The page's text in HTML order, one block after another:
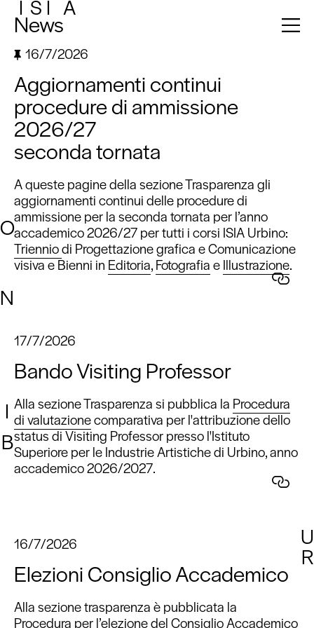
I S I A
U
R
O
N
I
B
News
16/7/2026
Aggiornamenti continui
procedure di ammissione
2026/27
seconda tornata
A queste pagine della sezione Trasparenza gli
aggiornamenti continui delle procedure di
ammissione per la seconda tornata per l’anno
accademico 2026/27 per tutti i corsi ISIA Urbino:
Trienniodi Progettazione grafica e Comunicazione
visiva e Bienni in Editoria,FotografiaeIllustrazione.
17/7/2026
Bando Visiting Professor
Alla sezione Trasparenza si pubblica la Procedura
di valutazionecomparativa per l'attribuzione dello
status di Visiting Professor presso l'Istituto
Superiore per le Industrie Artistiche di Urbino, anno
accademico 2026/2027.
16/7/2026
Elezioni Consiglio Accademico
Alla sezione trasparenza è pubblicata la
Procedura per l’elezione del Consiglio Accademico